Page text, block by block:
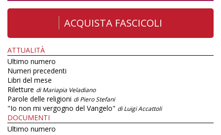
ACQUISTA FASCICOLI
ATTUALITÀ
Ultimo numero
Numeri precedenti
Libri del mese
Riletture di Mariapia Veladiano
Parole delle religioni di Piero Stefani
"Io non mi vergogno del Vangelo" di Luigi Accattoli
DOCUMENTI
Ultimo numero